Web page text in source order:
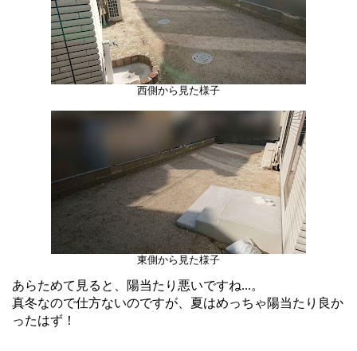
西側から見た様子
東側から見た様子
あらためて見ると、陽当たり悪いですね...。
真冬なので仕方ないのですが、夏はめっちゃ陽当たり良か
ったはず！